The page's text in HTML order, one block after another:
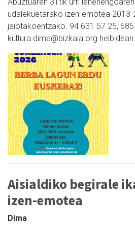
udalekuetarako izen-emotea
jaiotakoentzako. 94 631 57 25,
kultura.dima@bizkaia.org helbidean.
Aisialdiko begirale
izen-emotea
Dima